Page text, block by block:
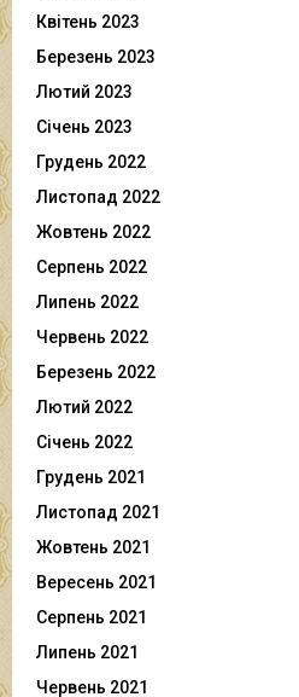
Квітень 2023
Березень 2023
Лютий 2023
Січень 2023
Грудень 2022
Листопад 2022
Жовтень 2022
Серпень 2022
Липень 2022
Червень 2022
Березень 2022
Лютий 2022
Січень 2022
Грудень 2021
Листопад 2021
Жовтень 2021
Вересень 2021
Серпень 2021
Липень 2021
Червень 2021